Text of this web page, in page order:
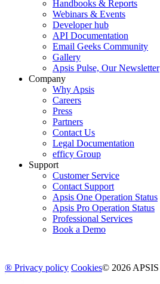
Handbooks & Reports
Webinars & Events
Developer hub
API Documentation
Email Geeks Community
Gallery
Apsis Pulse, Our Newsletter
Company
Why Apsis
Careers
Press
Partners
Contact Us
Legal Documentation
efficy Group
Support
Customer Service
Contact Support
Apsis One Operation Status
Apsis Pro Operation Status
Professional Services
Book a Demo
® Privacy policy Cookies© 2026 APSIS